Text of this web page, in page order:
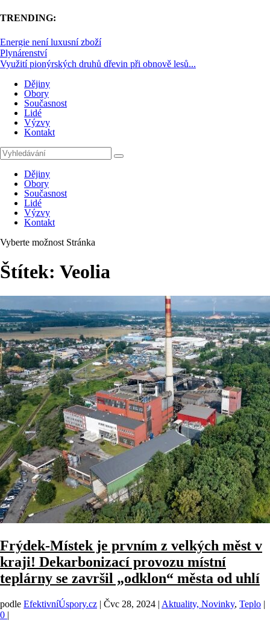
TRENDING:
Energie není luxusní zboží
Plynárenství
Využití pionýrských druhů dřevin při obnově lesů...
Dějiny
Obory
Současnost
Lidé
Výzvy
Kontakt
Dějiny
Obory
Současnost
Lidé
Výzvy
Kontakt
Vyberte možnost Stránka
Štítek: Veolia
Frýdek-Místek je prvním z velkých měst v
kraji! Dekarbonizací provozu místní
teplárny se završil „odklon“ města od uhlí
podle EfektivníÚspory.cz | Čvc 28, 2024 | Aktuality, Novinky, Teplo |
0 |